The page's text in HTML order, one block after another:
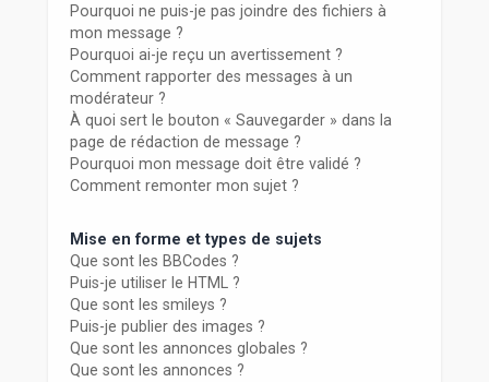
Pourquoi ne puis-je pas joindre des fichiers à
mon message ?
Pourquoi ai-je reçu un avertissement ?
Comment rapporter des messages à un
modérateur ?
À quoi sert le bouton « Sauvegarder » dans la
page de rédaction de message ?
Pourquoi mon message doit être validé ?
Comment remonter mon sujet ?
Mise en forme et types de sujets
Que sont les BBCodes ?
Puis-je utiliser le HTML ?
Que sont les smileys ?
Puis-je publier des images ?
Que sont les annonces globales ?
Que sont les annonces ?